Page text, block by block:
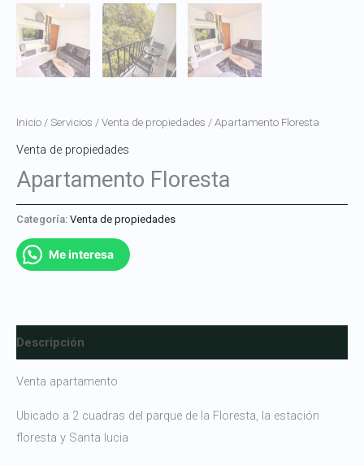
Inicio / Servicios / Venta de propiedades / Apartamento Floresta
Venta de propiedades
Apartamento Floresta
Categoría: Venta de propiedades
Me interesa
Descripción
Venta apartamento
Ubicado a 2 cuadras del parque de la Floresta, la estación
floresta y Santa lucia